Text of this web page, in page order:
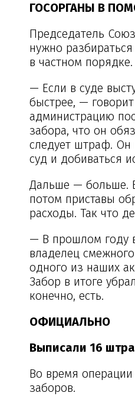
ГОСОРГАНЫ В
Председатель
нужно
в частном порядке.
— Если в суде
быстрее, —
администрацию
забора, что он
следует штраф. Он
суд и добиваться
Дальше — больше.
потом приставы
расходы. Так что
— В прошлом году
владелец
одного из наших
Забор в итоге
конечно, есть.
ОФИЦИАЛЬНО
Выписали 16
Во время
заборов.